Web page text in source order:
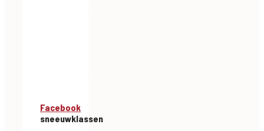
Facebook
sneeuwklassen